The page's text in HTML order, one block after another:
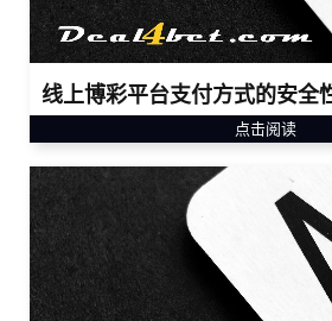
线上博彩平台支付方式的安全
点击阅读